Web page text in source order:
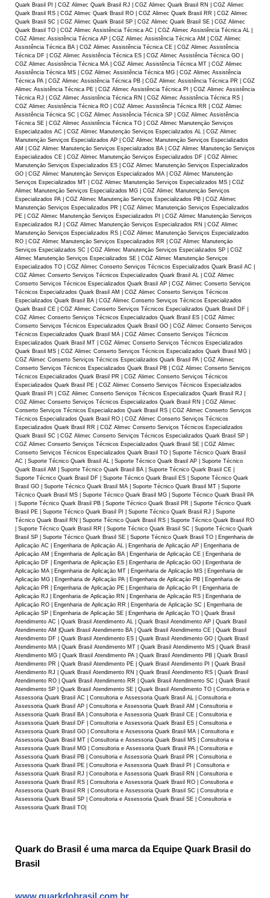
Quark Brasil PI | CGZ Alimec Quark Brasil RJ | CGZ Alimec Quark Brasil RN | CGZ Alimec
Quark Brasil RS | CGZ Alimec Quark Brasil RO | CGZ Alimec Quark Brasil RR | CGZ Alimec
Quark Brasil SC | CGZ Alimec Quark Brasil SP | CGZ Alimec Quark Brasil SE | CGZ Alimec
Quark Brasil TO | CGZ Alimec Assistência Técnica AC | CGZ Alimec Assistência Técnica AL |
CGZ Alimec Assistência Técnica AP | CGZ Alimec Assistência Técnica AM | CGZ Alimec
Assistência Técnica BA | CGZ Alimec Assistência Técnica CE | CGZ Alimec Assistência
Técnica DF | CGZ Alimec Assistência Técnica ES | CGZ Alimec Assistência Técnica GO |
CGZ Alimec Assistência Técnica MA | CGZ Alimec Assistência Técnica MT | CGZ Alimec
Assistência Técnica MS | CGZ Alimec Assistência Técnica MG | CGZ Alimec Assistência
Técnica PA | CGZ Alimec Assistência Técnica PB | CGZ Alimec Assistência Técnica PR | CGZ
Alimec Assistência Técnica PE | CGZ Alimec Assistência Técnica PI | CGZ Alimec Assistência
Técnica RJ | CGZ Alimec Assistência Técnica RN | CGZ Alimec Assistência Técnica RS |
CGZ Alimec Assistência Técnica RO | CGZ Alimec Assistência Técnica RR | CGZ Alimec
Assistência Técnica SC | CGZ Alimec Assistência Técnica SP | CGZ Alimec Assistência
Técnica SE | CGZ Alimec Assistência Técnica TO | CGZ Alimec Manutençāo Serviços
Especializados AC | CGZ Alimec Manutençāo Serviços Especializados AL | CGZ Alimec
Manutençāo Serviços Especializados AP | CGZ Alimec Manutençāo Serviços Especializados
AM | CGZ Alimec Manutençāo Serviços Especializados BA | CGZ Alimec Manutençāo Serviços
Especializados CE | CGZ Alimec Manutençāo Serviços Especializados DF | CGZ Alimec
Manutençāo Serviços Especializados ES | CGZ Alimec Manutençāo Serviços Especializados
GO | CGZ Alimec Manutençāo Serviços Especializados MA | CGZ Alimec Manutençāo
Serviços Especializados MT | CGZ Alimec Manutençāo Serviços Especializados MS | CGZ
Alimec Manutençāo Serviços Especializados MG | CGZ Alimec Manutençāo Serviços
Especializados PA | CGZ Alimec Manutençāo Serviços Especializados PB | CGZ Alimec
Manutençāo Serviços Especializados PR | CGZ Alimec Manutençāo Serviços Especializados
PE | CGZ Alimec Manutençāo Serviços Especializados PI | CGZ Alimec Manutençāo Serviços
Especializados RJ | CGZ Alimec Manutençāo Serviços Especializados RN | CGZ Alimec
Manutençāo Serviços Especializados RS | CGZ Alimec Manutençāo Serviços Especializados
RO | CGZ Alimec Manutençāo Serviços Especializados RR | CGZ Alimec Manutençāo
Serviços Especializados SC | CGZ Alimec Manutençāo Serviços Especializados SP | CGZ
Alimec Manutençāo Serviços Especializados SE | CGZ Alimec Manutençāo Serviços
Especializados TO | CGZ Alimec Conserto Serviços Técnicos Especializados Quark Brasil AC |
CGZ Alimec Conserto Serviços Técnicos Especializados Quark Brasil AL | CGZ Alimec
Conserto Serviços Técnicos Especializados Quark Brasil AP | CGZ Alimec Conserto Serviços
Técnicos Especializados Quark Brasil AM | CGZ Alimec Conserto Serviços Técnicos
Especializados Quark Brasil BA | CGZ Alimec Conserto Serviços Técnicos Especializados
Quark Brasil CE | CGZ Alimec Conserto Serviços Técnicos Especializados Quark Brasil DF |
CGZ Alimec Conserto Serviços Técnicos Especializados Quark Brasil ES | CGZ Alimec
Conserto Serviços Técnicos Especializados Quark Brasil GO | CGZ Alimec Conserto Serviços
Técnicos Especializados Quark Brasil MA | CGZ Alimec Conserto Serviços Técnicos
Especializados Quark Brasil MT | CGZ Alimec Conserto Serviços Técnicos Especializados
Quark Brasil MS | CGZ Alimec Conserto Serviços Técnicos Especializados Quark Brasil MG |
CGZ Alimec Conserto Serviços Técnicos Especializados Quark Brasil PA | CGZ Alimec
Conserto Serviços Técnicos Especializados Quark Brasil PB | CGZ Alimec Conserto Serviços
Técnicos Especializados Quark Brasil PR | CGZ Alimec Conserto Serviços Técnicos
Especializados Quark Brasil PE | CGZ Alimec Conserto Serviços Técnicos Especializados
Quark Brasil PI | CGZ Alimec Conserto Serviços Técnicos Especializados Quark Brasil RJ |
CGZ Alimec Conserto Serviços Técnicos Especializados Quark Brasil RN | CGZ Alimec
Conserto Serviços Técnicos Especializados Quark Brasil RS | CGZ Alimec Conserto Serviços
Técnicos Especializados Quark Brasil RO | CGZ Alimec Conserto Serviços Técnicos
Especializados Quark Brasil RR | CGZ Alimec Conserto Serviços Técnicos Especializados
Quark Brasil SC | CGZ Alimec Conserto Serviços Técnicos Especializados Quark Brasil SP |
CGZ Alimec Conserto Serviços Técnicos Especializados Quark Brasil SE | CGZ Alimec
Conserto Serviços Técnicos Especializados Quark Brasil TO | Suporte Técnico Quark Brasil
AC | Suporte Técnico Quark Brasil AL | Suporte Técnico Quark Brasil AP | Suporte Técnico
Quark Brasil AM | Suporte Técnico Quark Brasil BA | Suporte Técnico Quark Brasil CE |
Suporte Técnico Quark Brasil DF | Suporte Técnico Quark Brasil ES | Suporte Técnico Quark
Brasil GO | Suporte Técnico Quark Brasil MA | Suporte Técnico Quark Brasil MT | Suporte
Técnico Quark Brasil MS | Suporte Técnico Quark Brasil MG | Suporte Técnico Quark Brasil PA
| Suporte Técnico Quark Brasil PB | Suporte Técnico Quark Brasil PR | Suporte Técnico Quark
Brasil PE | Suporte Técnico Quark Brasil PI | Suporte Técnico Quark Brasil RJ | Suporte
Técnico Quark Brasil RN | Suporte Técnico Quark Brasil RS | Suporte Técnico Quark Brasil RO
| Suporte Técnico Quark Brasil RR | Suporte Técnico Quark Brasil SC | Suporte Técnico Quark
Brasil SP | Suporte Técnico Quark Brasil SE | Suporte Técnico Quark Brasil TO | Engenharia de
Aplicaçāo AC | Engenharia de Aplicaçāo AL | Engenharia de Aplicaçāo AP | Engenharia de
Aplicaçāo AM | Engenharia de Aplicaçāo BA | Engenharia de Aplicaçāo CE | Engenharia de
Aplicaçāo DF | Engenharia de Aplicaçāo ES | Engenharia de Aplicaçāo GO | Engenharia de
Aplicaçāo MA | Engenharia de Aplicaçāo MT | Engenharia de Aplicaçāo MS | Engenharia de
Aplicaçāo MG | Engenharia de Aplicaçāo PA | Engenharia de Aplicaçāo PB | Engenharia de
Aplicaçāo PR | Engenharia de Aplicaçāo PE | Engenharia de Aplicaçāo PI | Engenharia de
Aplicaçāo RJ | Engenharia de Aplicaçāo RN | Engenharia de Aplicaçāo RS | Engenharia de
Aplicaçāo RO | Engenharia de Aplicaçāo RR | Engenharia de Aplicaçāo SC | Engenharia de
Aplicaçāo SP | Engenharia de Aplicaçāo SE | Engenharia de Aplicaçāo TO | Quark Brasil
Atendimento AC | Quark Brasil Atendimento AL | Quark Brasil Atendimento AP | Quark Brasil
Atendimento AM |Quark Brasil Atendimento BA | Quark Brasil Atendimento CE | Quark Brasil
Atendimento DF | Quark Brasil Atendimento ES | Quark Brasil Atendimento GO | Quark Brasil
Atendimento MA | Quark Brasil Atendimento MT | Quark Brasil Atendimento MS | Quark Brasil
Atendimento MG | Quark Brasil Atendimento PA | Quark Brasil Atendimento PB | Quark Brasil
Atendimento PR | Quark Brasil Atendimento PE | Quark Brasil Atendimento PI | Quark Brasil
Atendimento RJ | Quark Brasil Atendimento RN | Quark Brasil Atendimento RS | Quark Brasil
Atendimento RO | Quark Brasil Atendimento RR | Quark Brasil Atendimento SC | Quark Brasil
Atendimento SP | Quark Brasil Atendimento SE | Quark Brasil Atendimento TO | Consultoria e
Assessoria Quark Brasil AC | Consultoria e Assessoria Quark Brasil AL | Consultoria e
Assessoria Quark Brasil AP | Consultoria e Assessoria Quark Brasil AM | Consultoria e
Assessoria Quark Brasil BA | Consultoria e Assessoria Quark Brasil CE | Consultoria e
Assessoria Quark Brasil DF | Consultoria e Assessoria Quark Brasil ES | Consultoria e
Assessoria Quark Brasil GO | Consultoria e Assessoria Quark Brasil MA | Consultoria e
Assessoria Quark Brasil MT | Consultoria e Assessoria Quark Brasil MS | Consultoria e
Assessoria Quark Brasil MG | Consultoria e Assessoria Quark Brasil PA | Consultoria e
Assessoria Quark Brasil PB | Consultoria e Assessoria Quark Brasil PR | Consultoria e
Assessoria Quark Brasil PE | Consultoria e Assessoria Quark Brasil PI | Consultoria e
Assessoria Quark Brasil RJ | Consultoria e Assessoria Quark Brasil RN | Consultoria e
Assessoria Quark Brasil RS | Consultoria e Assessoria Quark Brasil RO | Consultoria e
Assessoria Quark Brasil RR | Consultoria e Assessoria Quark Brasil SC | Consultoria e
Assessoria Quark Brasil SP | Consultoria e Assessoria Quark Brasil SE | Consultoria e
Assessoria Quark Brasil TO|
Quark do Brasil é uma marca da Equipe Quark Brasil do
Brasil
www.quarkdobrasil.com.br